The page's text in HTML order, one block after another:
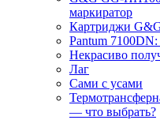
маркиратор
Картриджи
Pantum
Некрасиво
Лаг
Сами с усами
— что выбрать?